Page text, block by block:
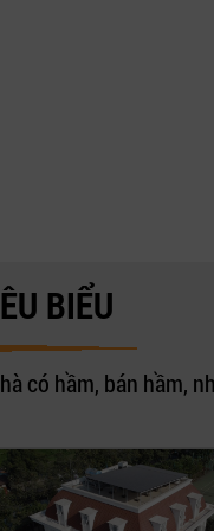
BIỂU
có hầm, bán hầm,